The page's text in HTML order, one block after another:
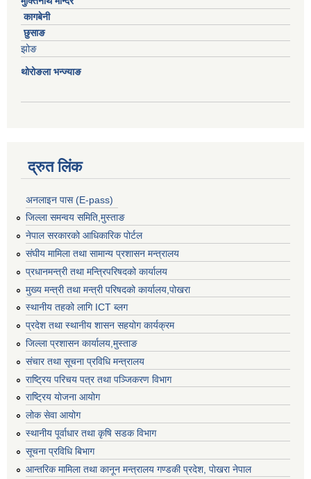
कागबेनी
छुसाङ
झोङ
थोरोङला भन्ज्याङ
द्रुत लिंक
अनलाइन पास (E-pass)
जिल्ला समन्वय समिति,मुस्ताङ
नेपाल सरकारको आधिकारिक पोर्टल
संघीय मामिला तथा सामान्य प्रशासन मन्त्रालय
प्रधानमन्त्री तथा मन्त्रिपरिषदको कार्यालय
मुख्य मन्त्री तथा मन्त्री परिषदको कार्यालय,पोखरा
स्थानीय तहको लागि ICT ब्लग
प्रदेश तथा स्थानीय शासन सहयोग कार्यक्रम
जिल्ला प्रशासन कार्यालय,मुस्ताङ
संचार तथा सूचना प्रविधि मन्त्रालय
राष्ट्रिय परिचय पत्र तथा पञ्जिकरण विभाग
राष्ट्रिय योजना आयोग
लोक सेवा आयोग
स्थानीय पूर्वाधार तथा कृषि सडक विभाग
सूचना प्रविधि बिभाग
आन्तरिक मामिला तथा कानून मन्त्रालय गण्डकी प्रदेश, पाेखरा नेपाल